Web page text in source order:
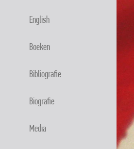
English
Boeken
Bibliografie
Biografie
Media